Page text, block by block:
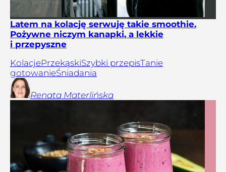
Latem na kolację serwuję takie smoothie.
Pożywne niczym kanapki, a lekkie
i przepyszne
KolacjePrzekąskiSzybki przepisTanie
gotowanieŚniadania
Renata Materlińska